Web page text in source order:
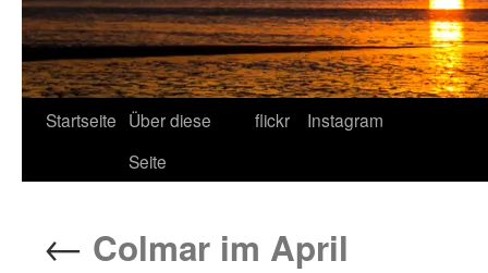
Startseite Über diese
Seite
flickr Instagram
← Colmar im April